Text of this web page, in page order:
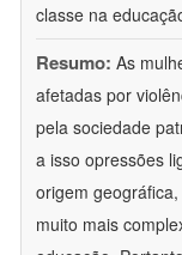
classe na
Resumo: As
afetadas por
pela sociedade
a isso opressões
origem
muito mais